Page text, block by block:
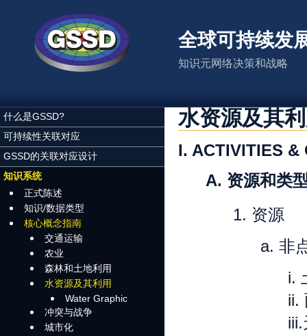
全球可持续发
知识元网络决策和战略
什么是GSSD?
可持续性关联对应
GSSD的关联对应设计
知识系统
正式陈述
知识/数据类型
核心概念指南
交通运输
农业
森林和土地利用
水资源及其利用
Water Graphic
冲突与战争
城市化
水资源及其
I. ACTIVITIES &
A. 资源和类
1. 资源
a. 非
i.
ii.
iii.